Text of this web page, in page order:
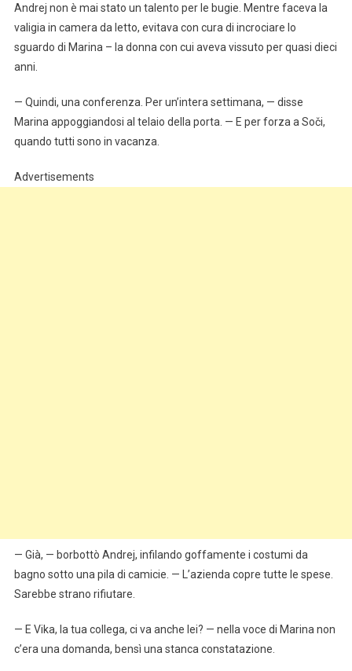
Andrej non è mai stato un talento per le bugie. Mentre faceva la
valigia in camera da letto, evitava con cura di incrociare lo
sguardo di Marina – la donna con cui aveva vissuto per quasi dieci
anni.
— Quindi, una conferenza. Per un’intera settimana, — disse
Marina appoggiandosi al telaio della porta. — E per forza a Soči,
quando tutti sono in vacanza.
Advertisements
— Già, — borbottò Andrej, infilando goffamente i costumi da
bagno sotto una pila di camicie. — L’azienda copre tutte le spese.
Sarebbe strano rifiutare.
— E Vika, la tua collega, ci va anche lei? — nella voce di Marina non
c’era una domanda, bensì una stanca constatazione.